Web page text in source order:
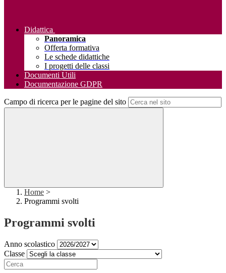
Didattica
Panoramica
Offerta formativa
Le schede didattiche
I progetti delle classi
Documenti Utili
Documentazione GDPR
Campo di ricerca per le pagine del sito
Home >
Programmi svolti
Programmi svolti
Anno scolastico
Classe